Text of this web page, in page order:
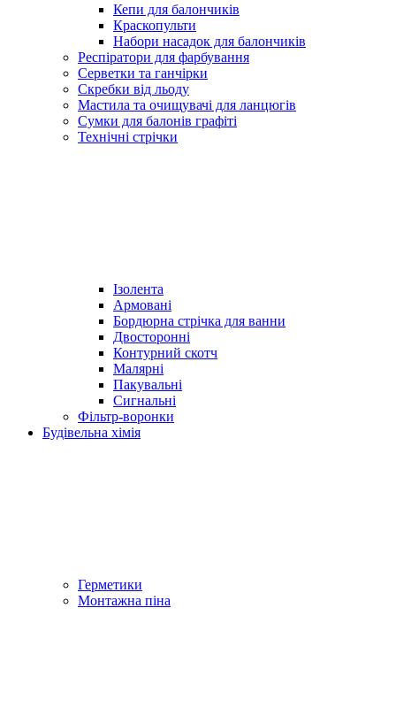
Кепи для балончиків
Краскопульти
Набори насадок для балончиків
Респіратори для фарбування
Серветки та ганчірки
Скребки від льоду
Мастила та очищувачі для ланцюгів
Сумки для балонів графіті
Технічні стрічки
Ізолента
Армовані
Бордюрна стрічка для ванни
Двосторонні
Контурний скотч
Малярні
Пакувальні
Сигнальні
Фільтр-воронки
Будівельна хімія
Герметики
Монтажна піна